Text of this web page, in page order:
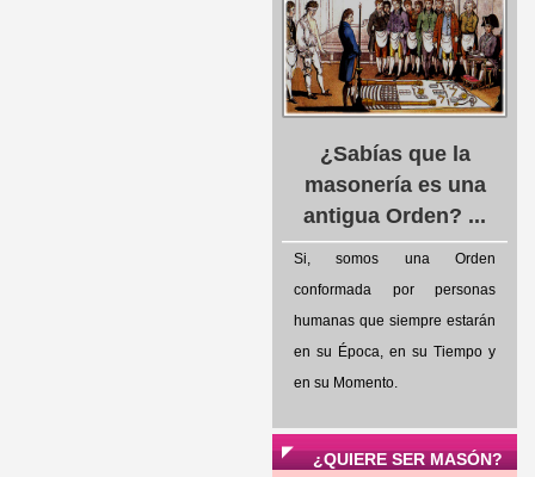
¿Sabías que la
masonería es una
antigua Orden? ...
Si, somos una Orden
conformada por personas
humanas que siempre estarán
en su Época, en su Tiempo y
en su Momento.
¿QUIERE SER MASÓN?